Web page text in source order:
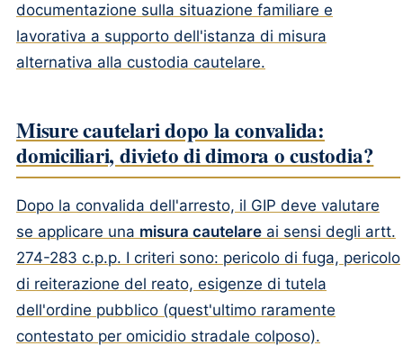
documentazione sulla situazione familiare e
lavorativa a supporto dell'istanza di misura
alternativa alla custodia cautelare.
Misure cautelari dopo la convalida:
domiciliari, divieto di dimora o custodia?
Dopo la convalida dell'arresto, il GIP deve valutare
se applicare una misura cautelare ai sensi degli artt.
274-283 c.p.p. I criteri sono: pericolo di fuga, pericolo
di reiterazione del reato, esigenze di tutela
dell'ordine pubblico (quest'ultimo raramente
contestato per omicidio stradale colposo).